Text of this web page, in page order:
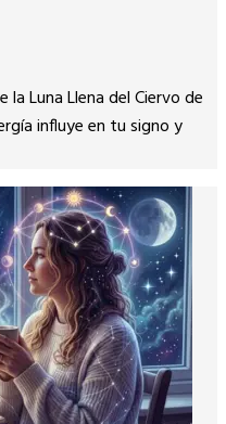
Luna Llena del Ciervo de
influye en tu signo y